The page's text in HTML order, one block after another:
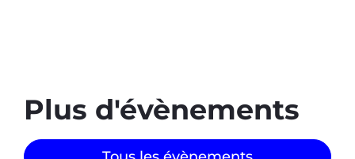
Plus d'évènements​